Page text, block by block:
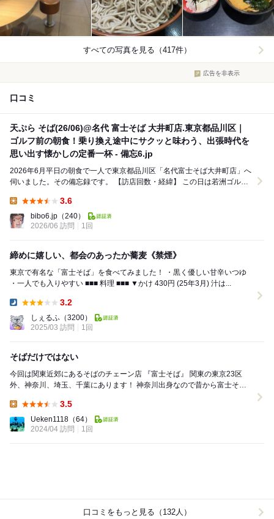
すべての写真を見る（417件）
広告を非表示
口コミ
天ぷら そば(26/06)@名代 富士そば 大井町店.東京都品川区｜
ゴルフ前の朝食！乗り換え途中にサクッと味わう、出張時代を
思い出す懐かしの定番一杯 - 備忘6.jp
2026年6月平日の朝食で一人で東京都品川区「名代富士そば大井町店」へ
伺いました。その備忘録です。 【訪店回数・経緯】 この日は若洲ゴルフ
3.6
bibo6.jp （240）
2026/06 訪問
1回
締めに嬉しい、都会のあったか蕎麦《禁煙》
東京で有名な「富士そば」を食べてみました！ ・黒く優しい甘辛いつゆ
・一人でも入りやすい ■■■ 料理 ■■■ ▼かけ 430円 (25年3月) 汁は...
3.2
しぇるふ （3200）
2025/03 訪問
1回
そばだけではない
今回は関東近郊にあるそばのチェーン店 『富士そば』 関東の東京23区
外、神奈川、埼玉、千葉にあります！ 神奈川出身なので昔から富士そば
3.5
Ueken1118 （64）
2024/04 訪問
1回
口コミをもっと見る（132人）